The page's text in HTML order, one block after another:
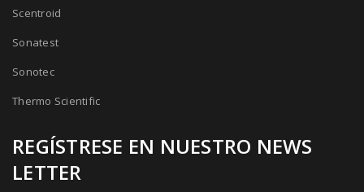
Scentroid
Sonatest
Sonotec
Thermo Scientific
REGÍSTRESE EN NUESTRO NEWS
LETTER